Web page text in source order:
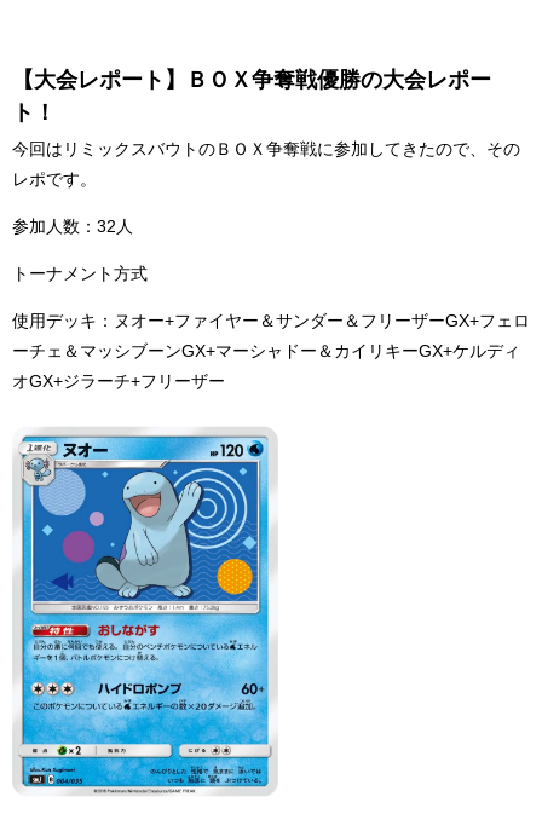
【大会レポート】ＢＯＸ争奪戦優勝の大会レポー
ト！
今回はリミックスバウトのＢＯＸ争奪戦に参加してきたので、その
レポです。
参加人数：32人
トーナメント方式
使用デッキ：ヌオー+ファイヤー＆サンダー＆フリーザーGX+フェロ
ーチェ＆マッシブーンGX+マーシャドー＆カイリキーGX+ケルディ
オGX+ジラーチ+フリーザー